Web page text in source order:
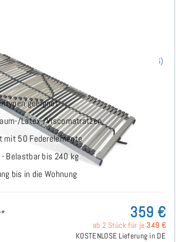
120x220 cm (186)
geeignet
Latex-/Viscomatratzen
mit 50 Federelemente
Belastbar bis 240 kg
bis in die Wohnung
359 €
ab 2 Stück für je 349 €
KOSTENLOSE Lieferung in DE